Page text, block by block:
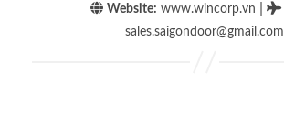
Website: www.wincorp.vn
sales.saigondoor@gmail.com